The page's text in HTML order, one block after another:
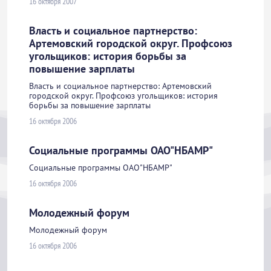
Власть и социальное партнерство:
Артемовский городской округ. Профсоюз
угольщиков: история борьбы за
повышение зарплаты
Власть и социальное партнерство: Артемовский
городской округ. Профсоюз угольщиков: история
борьбы за повышение зарплаты
16 октября 2006
Социальные программы ОАО"НБАМР"
Социальные программы ОАО"НБАМР"
16 октября 2006
Молодежный форум
Молодежный форум
16 октября 2006